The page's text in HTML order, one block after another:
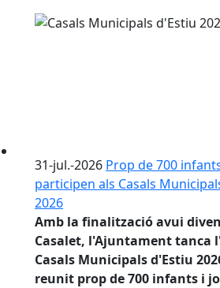
31-jul.-2026 Prop de 700
participen als Casals
2026
Amb la finalització avui
Casalet, l'Ajuntament tanca
Casals Municipals d'Estiu
reunit prop de 700 infants i